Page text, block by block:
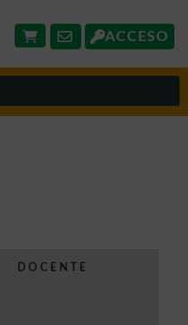
ACCESO
DOCENTE